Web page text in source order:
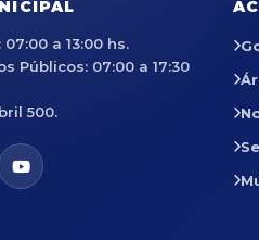
a 13:00 hs.
Públicos: 07:00 a 17:30
500.